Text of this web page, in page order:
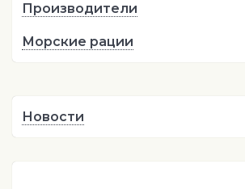
Производители
Морские рации
Новости